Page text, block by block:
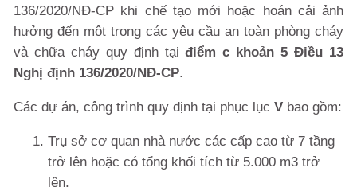
136/2020/NĐ-CP khi chế tạo mới hoặc hoán cải ảnh
hưởng đến một trong các yêu cầu an toàn phòng cháy
và chữa cháy quy định tạiđiểm c khoản 5 Điều 13
Nghị định 136/2020/NĐ-CP.
Các dự án, công trình quy định tại phục lục V bao gồm:
Trụ sở cơ quan nhà nước các cấp cao từ 7 tầng
trở lên hoặc có tổng khối tích từ 5.000 m3 trở
lên.